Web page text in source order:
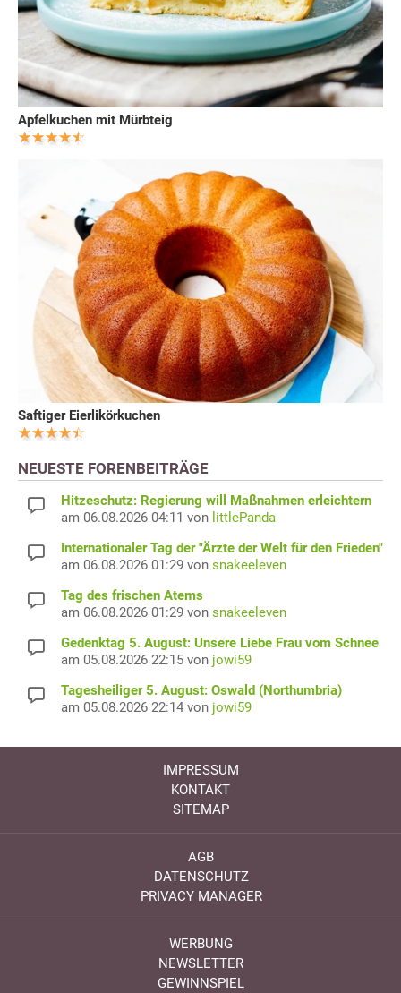
Apfelkuchen mit Mürbteig
Saftiger Eierlikörkuchen
NEUESTE FORENBEITRÄGE
Hitzeschutz: Regierung will Maßnahmen erleichtern
am 06.08.2026 04:11 von littlePanda
Internationaler Tag der "Ärzte der Welt für den Frieden"
am 06.08.2026 01:29 von snakeeleven
Tag des frischen Atems
am 06.08.2026 01:29 von snakeeleven
Gedenktag 5. August: Unsere Liebe Frau vom Schnee
am 05.08.2026 22:15 von jowi59
Tagesheiliger 5. August: Oswald (Northumbria)
am 05.08.2026 22:14 von jowi59
IMPRESSUM
KONTAKT
SITEMAP
AGB
DATENSCHUTZ
PRIVACY MANAGER
WERBUNG
NEWSLETTER
GEWINNSPIEL